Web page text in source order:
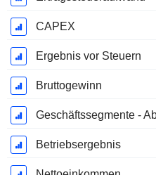
CAPEX
Ergebnis vor Steuern
Bruttogewinn
Betriebsergebnis